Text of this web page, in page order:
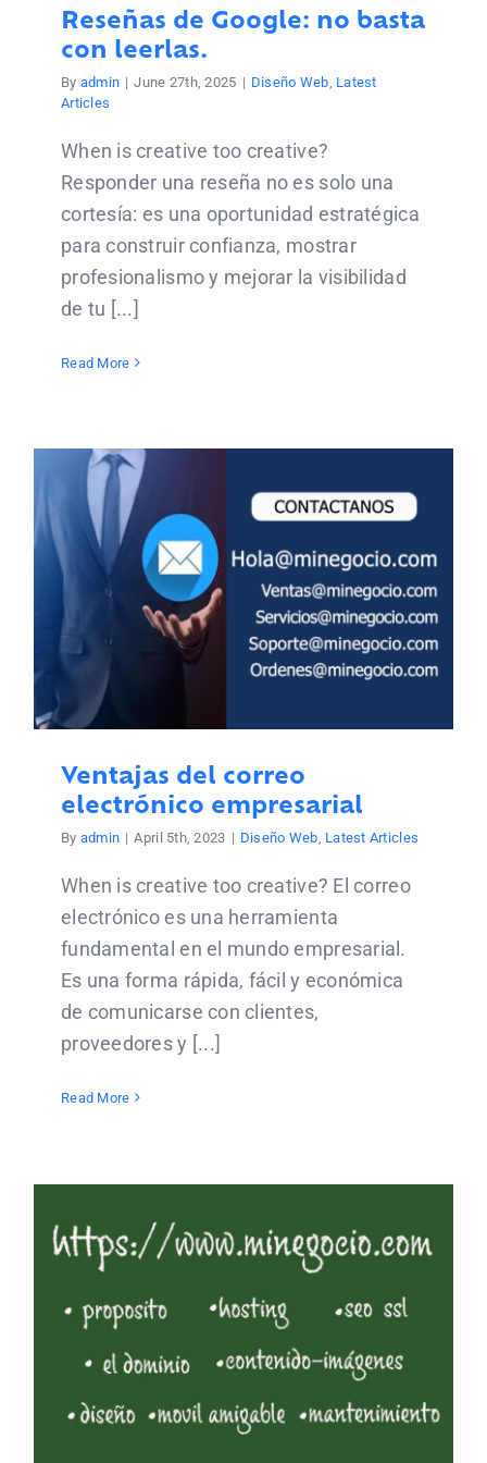
FOTOGRAFIA
CONTACT US
Reseñas de Google: no basta
con leerlas.
By admin | June 27th, 2025 | Diseño Web Latest
Articles
When is creative too creative?
Responder una reseña no es solo una
cortesía: es una oportunidad estratégica
para construir confianza, mostrar
profesionalismo y mejorar la visibilidad
de tu [...]
Read More
Ventajas del correo
electrónico empresarial
By admin | April 5th, 2023 | Diseño Web Latest Articles
When is creative too creative? El correo
electrónico es una herramienta
fundamental en el mundo empresarial.
Es una forma rápida, fácil y económica
de comunicarse con clientes,
proveedores y [...]
Read More